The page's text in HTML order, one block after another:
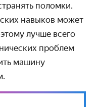
поломки.
навыков может
лучше всего
проблем
машину